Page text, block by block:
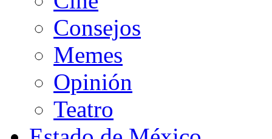
Consejos
Memes
Opinión
Teatro